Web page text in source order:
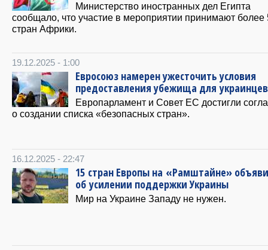
Министерство иностранных дел Египта
сообщало, что участие в мероприятии принимают более
стран Африки.
19.12.2025 - 1:00
Евросоюз намерен ужесточить условия
предоставления убежища для украинцев
Европарламент и Совет ЕС достигли
о создании списка «безопасных стран».
16.12.2025 - 22:47
15 стран Европы на «Рамштайне»
об усилении поддержки Украины
Мир на Украине Западу не нужен.